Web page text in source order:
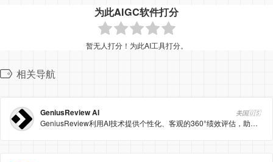
为此AIGC软件打分
暂无人打分！为此AI工具打分。
相关导航
GeniusReview AI 美国🇺🇸
GeniusReview利用AI技术提供个性化、客观的360°绩效评估，助力团队高效管理。